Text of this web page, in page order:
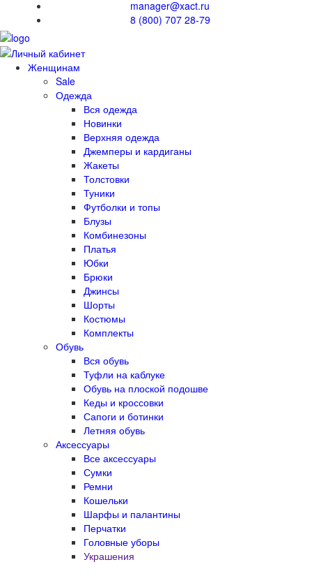
manager@xact.ru
8 (800) 707 28-79
Женщинам
Sale
Одежда
Вся одежда
Новинки
Верхняя одежда
Джемперы и кардиганы
Жакеты
Толстовки
Туники
Футболки и топы
Блузы
Комбинезоны
Платья
Юбки
Брюки
Джинсы
Шорты
Костюмы
Комплекты
Обувь
Вся обувь
Туфли на каблуке
Обувь на плоской подошве
Кеды и кроссовки
Сапоги и ботинки
Летняя обувь
Аксессуары
Все аксессуары
Сумки
Ремни
Кошельки
Шарфы и палантины
Перчатки
Головные уборы
Украшения